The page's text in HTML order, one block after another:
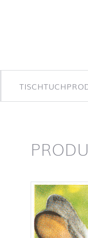
Startseite